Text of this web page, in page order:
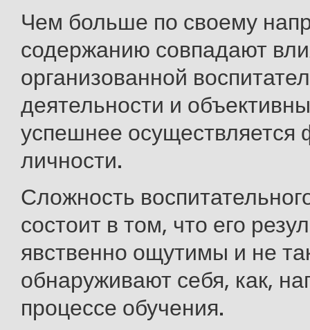
Чем больше по своему
содержанию совпадают
организованной
деятельности и
успешнее
личности.
Сложность
состоит в том, что его
явственно ощутимы и не
обнаруживают себя, как,
процессе обучения.